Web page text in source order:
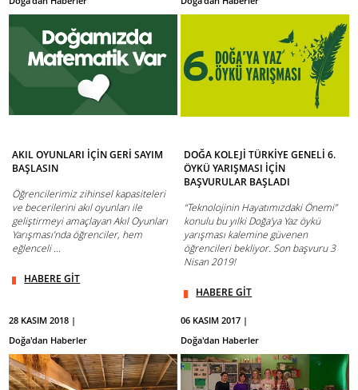
AKIL OYUNLARI İÇİN GERİ SAYIM
BAŞLASIN
Öğrencilerimiz zihinsel kapasiteleri
ve becerilerini akıl oyunları ile
geliştirmeyi amaçlayan Akıl Oyunları
Yarışması’nda öğrenciler, hem
eğlenceli ...
HABERE GİT
DOĞA KOLEJİ TÜRKİYE GENELİ 6.
ÖYKÜ YARIŞMASI İÇİN
BAŞVURULAR BAŞLADI
“Teknolojinin Hayatımızdaki Önemi”
konulu bu yılki Doğa'ya Yaz öykü
yarışması kalemine güvenen
öğrencileri bekliyor. Son başvuru 3
Nisan 2019!
HABERE GİT
28 KASIM 2018 |
Doğa'dan Haberler
06 KASIM 2017 |
Doğa'dan Haberler